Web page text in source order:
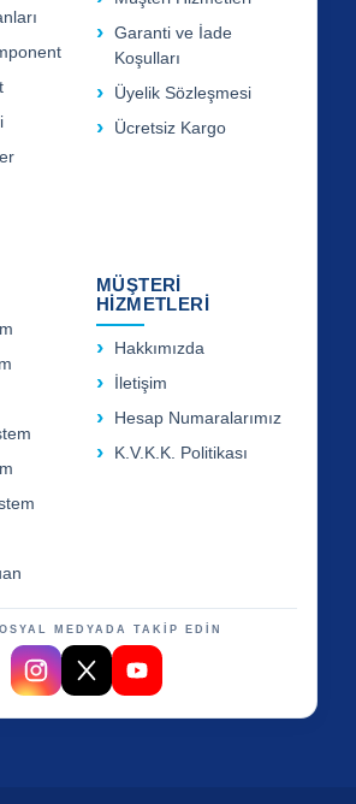
Garanti ve İade
Koşulları
Üyelik Sözleşmesi
Ücretsiz Kargo
MÜŞTERİ
HİZMETLERİ
Hakkımızda
İletişim
Hesap Numaralarımız
K.V.K.K. Politikası
MEDYADA TAKİP EDİN